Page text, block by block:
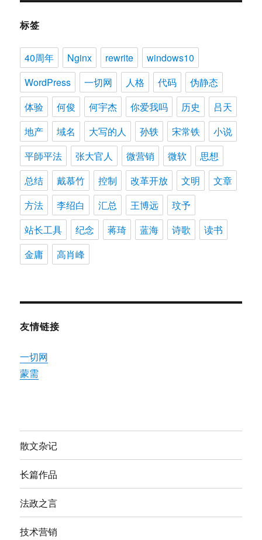
标签
40周年 Nginx rewrite
windows10
WordPress
一切网 人格 代码
伪静态
体验
何俊 何宇杰 你爱我吗 历史
吕天
地产
域名 大写的人 孙轶 宋常铁
小说
平師平法
张大官人 微营销 微软
思想
总结
戴慕竹 控制 改革开放 文明
文章
方法
李绍白 汇总 王博远
玟予
站长工具
纪念 蒋琦 蓝海 诗歌
读书
金庸
高肖峰
友情链接
一切网
蒙需
散文杂记
长篇作品
法政之言
技术营销